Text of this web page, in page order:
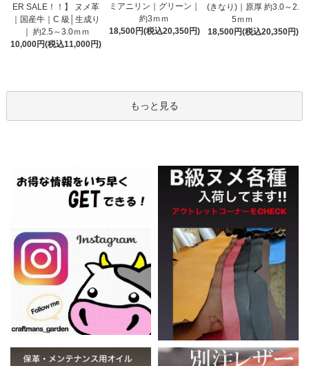
ER SALE！！】 ヌメ革
｜国産牛｜C 級│生成り
｜ 約2.5～3.0ｍｍ
10,000円(税込11,000円)
ミアニリン｜グリーン｜
約3ｍｍ
18,500円(税込20,350円)
(きなり)｜原厚 約3.0～2.
5ｍｍ
18,500円(税込20,350円)
もっと見る